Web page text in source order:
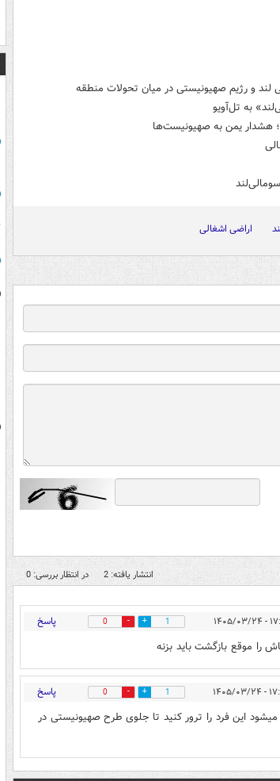
لند و رژیم صهیونیستی در میان تحولات منطقه
به تل‌آویو
هشدار یمن به صهیونیست‌ها
اراضی اشغالی
انتشار یافته: 2 در انتظار بررسی: 0
۰۳/۲۴ 1
0 پاسخ
را موقع بازگشت باید بزنه
۰۳/۲۴ 1
0 پاسخ
این فرد را ترور کنید تا جلوی طرح صهیونیستی در